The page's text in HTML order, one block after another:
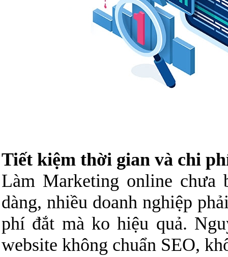
Tiết kiệm thời gian và chi
Làm Marketing online chưa
dàng, nhiều doanh nghiệp
phí đắt mà ko hiệu quả.
website không chuẩn SEO,